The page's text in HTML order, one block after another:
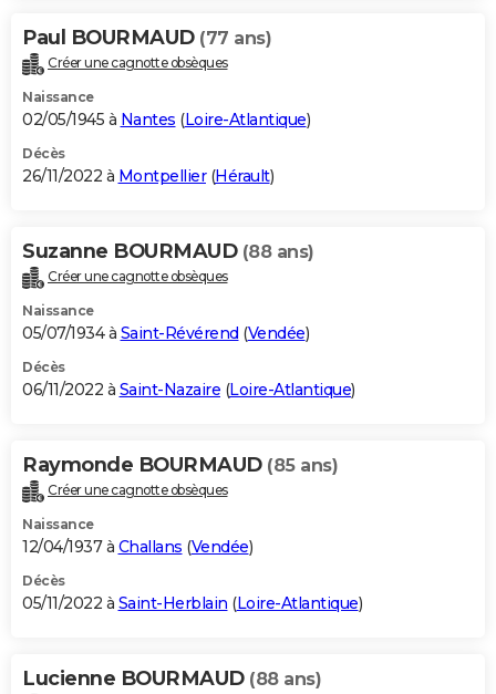
Paul BOURMAUD (77 ans)
Créer une cagnotte obsèques
Naissance
02/05/1945 à Nantes (Loire-Atlantique)
Décès
26/11/2022 à Montpellier(Hérault)
Suzanne BOURMAUD (88 ans)
Créer une cagnotte obsèques
Naissance
05/07/1934 à Saint-Révérend (Vendée)
Décès
06/11/2022 à Saint-Nazaire (Loire-Atlantique)
Raymonde BOURMAUD (85 ans)
Créer une cagnotte obsèques
Naissance
12/04/1937 à Challans (Vendée)
Décès
05/11/2022 à Saint-Herblain (Loire-Atlantique)
Lucienne BOURMAUD (88 ans)